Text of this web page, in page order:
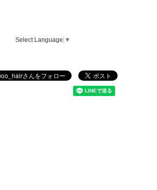
Select Language ▼